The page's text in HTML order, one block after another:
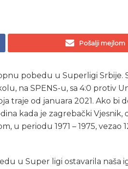
Pošalji mejlom
pobedu u Superligi Srbije.
na SPENS-u, sa 4:0 protiv
traje od januara 2021. Ako bi
kada je zagrebački
u periodu 1971 – 1975, vezao
u Super ligi ostavarila naša